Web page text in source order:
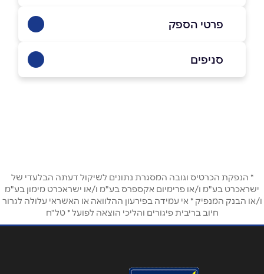
פרטי הספק
אימייל*
*
סניפים
* הנפקת הכרטיס וגובה המסגרת נתונים לשיקול דעתה הבלעדי של
ישראכרט בע"מ ו/או פרימיום אקספרס בע"מ ו/או ישראכרט מימון בע"מ
ו/או הבנק המנפיק * אי עמידה בפירעון ההלוואה או האשראי עלולה לגרור
חיוב בריבית פיגורים והליכי הוצאה לפועל * טל"ח